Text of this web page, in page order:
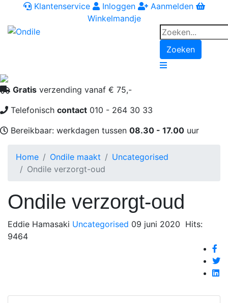
Klantenservice Inloggen
Aanmelden
Winkelmandje
Zoeken
Navigation
Gratis verzending vanaf € 75,-
Telefonisch contact 010 - 264 30 33
Bereikbaar: werkdagen tussen 08.30 - 17.00 uur
Home Ondile maakt
Uncategorised
Ondile verzorgt-oud
Ondile verzorgt-oud
Eddie Hamasaki Uncategorised 09 juni 2020 Hits:
9464